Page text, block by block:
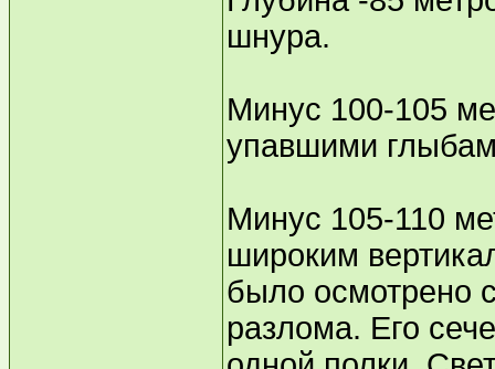
шнура.
Минус 100-105
упавшими
Минус 105-110
широким
было осмотрено
разлома. Его